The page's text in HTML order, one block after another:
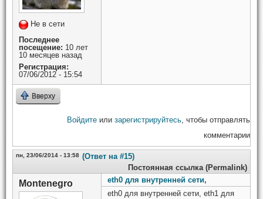
Не в сети
Последнее
посещение: 10 лет
10 месяцев назад
Регистрация:
07/06/2012 - 15:54
Вверху
Войдите или зарегистрируйтесь, чтобы отправлять
комментарии
пн, 23/06/2014 - 13:58 (Ответ на #15)
Постоянная ссылка (Permalink)
Montenegro
eth0 для внутренней сети,
eth0 для внутренней сети, eth1 для